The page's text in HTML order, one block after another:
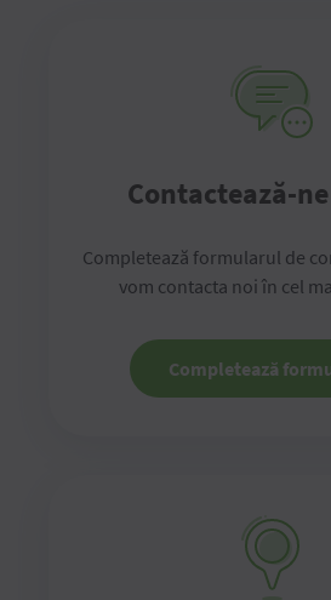
Contactează-
Completează formularul de
vom contacta noi în cel
Completează